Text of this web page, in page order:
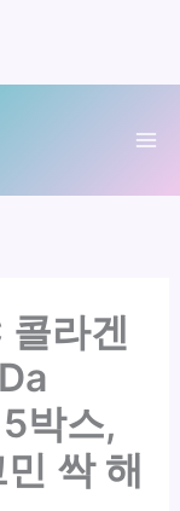
콜라겐
박스,
싹 해